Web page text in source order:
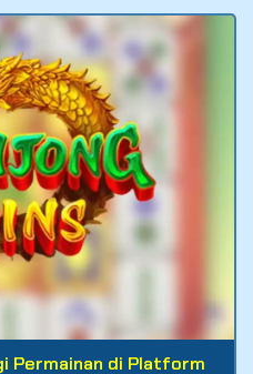
Permainan di Platform